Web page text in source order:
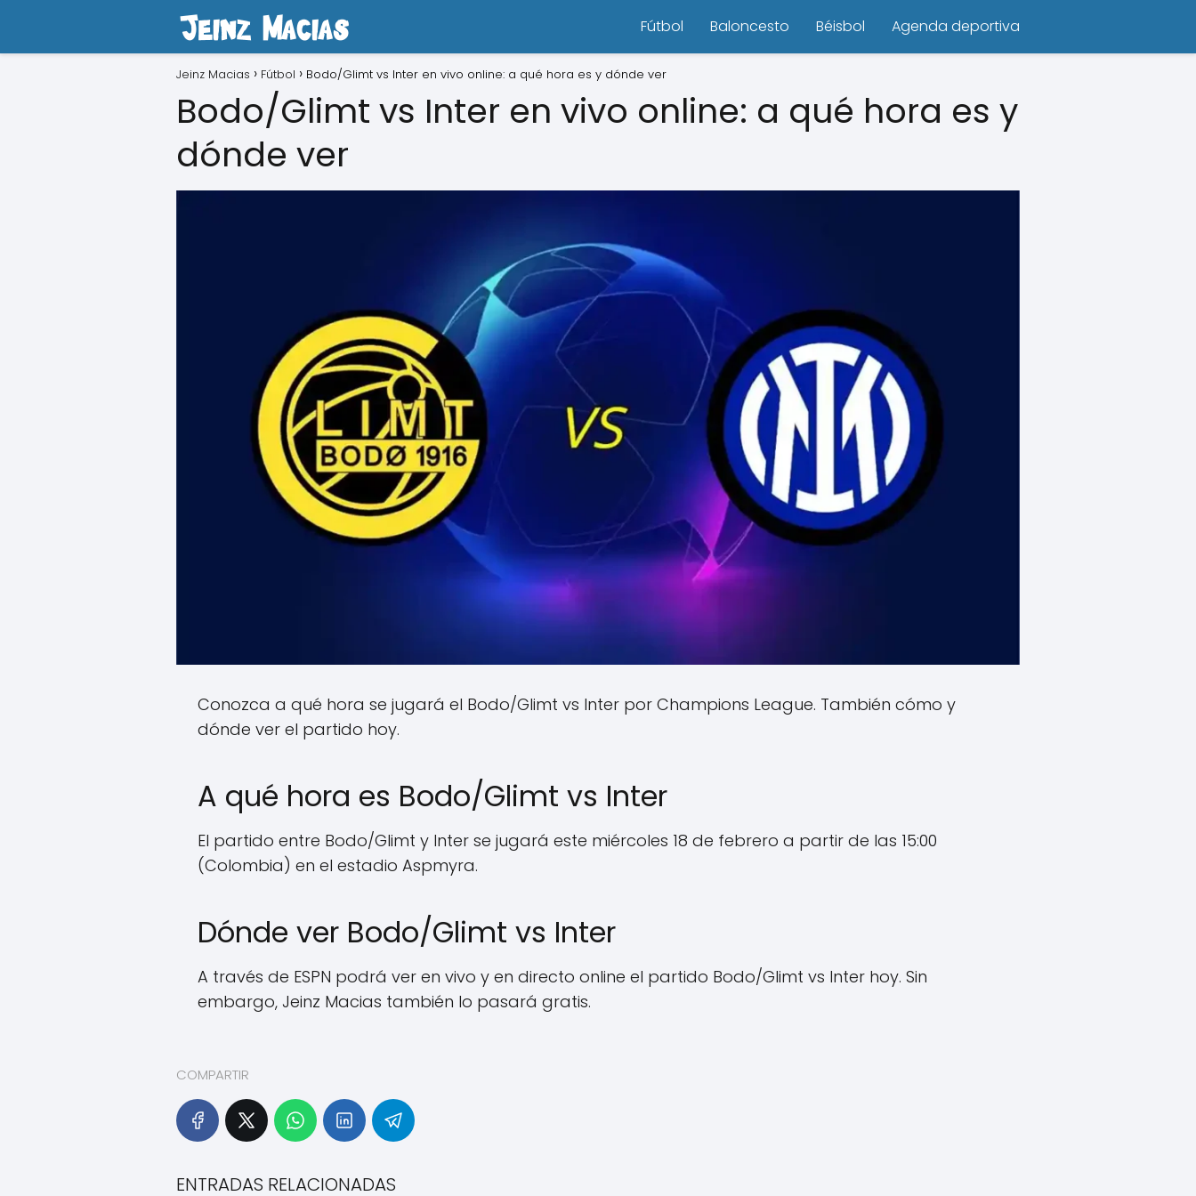
Fútbol Baloncesto Béisbol Agenda deportiva
Jeinz Macias Fútbol Bodo/Glimt vs Inter en vivo online: a qué hora es y dónde ver
Bodo/Glimt vs Inter en vivo online: a qué hora es y
dónde ver
Conozca a qué hora se jugará el Bodo/Glimt vs Inter por Champions League. También cómo y
dónde ver el partido hoy.
A qué hora es Bodo/Glimt vs Inter
El partido entre Bodo/Glimt y Inter se jugará este miércoles 18 de febrero a partir de las 15:00
(Colombia) en el estadio Aspmyra.
Dónde ver Bodo/Glimt vs Inter
A través de ESPN podrá ver en vivo y en directo online el partido Bodo/Glimt vs Inter hoy. Sin
embargo, Jeinz Macias también lo pasará gratis.
COMPARTIR
ENTRADAS RELACIONADAS